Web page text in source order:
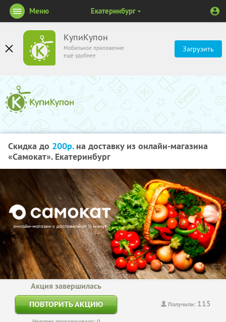
КупиКупон
Мобильное приложение
ещё удобнее
Загрузить
Меню Екатеринбург
Скидка до 200р.на доставку из онлайн-магазина
«Самокат». Екатеринбург
Получили: 115
Акция завершилась
ПОВТОРИТЬ АКЦИЮ